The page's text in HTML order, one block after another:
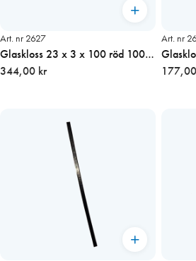
Art. nr 2627
Glaskloss 23 x 3 x 100 röd 100-
Frp (1200 st/kart)
344,00 kr
Art. nr